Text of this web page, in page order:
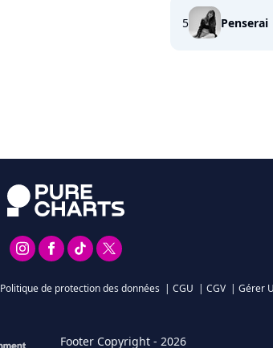
5 Penserai
Politique de protection des données | CGU | CGV | Gérer
Footer Copyright - 2026